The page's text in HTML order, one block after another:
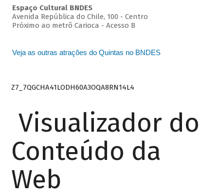
Espaço Cultural BNDES
Avenida República do Chile, 100 - Centro
Próximo ao metrô Carioca - Acesso B
Veja as outras atrações do Quintas no BNDES
Z7_7QGCHA41LODH60A3OQA8RN14L4
Visualizador do
Conteúdo da
Web